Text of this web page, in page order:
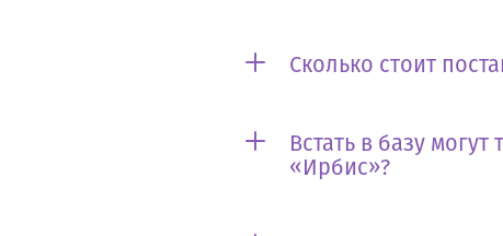
Сколько стоит
Встать в базу
«Ирбис»?